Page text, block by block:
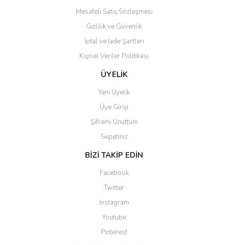
Mesafeli Satış Sözleşmesi
Gizlilik ve Güvenlik
İptal ve İade Şartları
Kişisel Veriler Politikası
ÜYELİK
Yeni Üyelik
Üye Girişi
Şifremi Unuttum
Sepetiniz
BİZİ TAKİP EDİN
Facebook
Twitter
Instagram
Youtube
Pinterest